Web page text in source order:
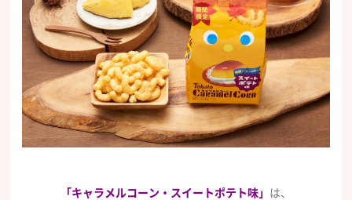
「キャラメルコーン・スイートポテト味」 は、